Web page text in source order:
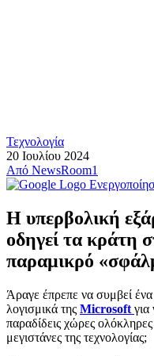
Τεχνολογία
20 Ιουλίου 2024
Από NewsRoom1
Η υπερβολική
οδηγεί τα κράτη
παραμικρό
Άραγε έπρεπε να συμβεί
λογισμικά της Microsoft για
παραδίδεις χώρες
μεγιστάνες της τεχνολογίας;